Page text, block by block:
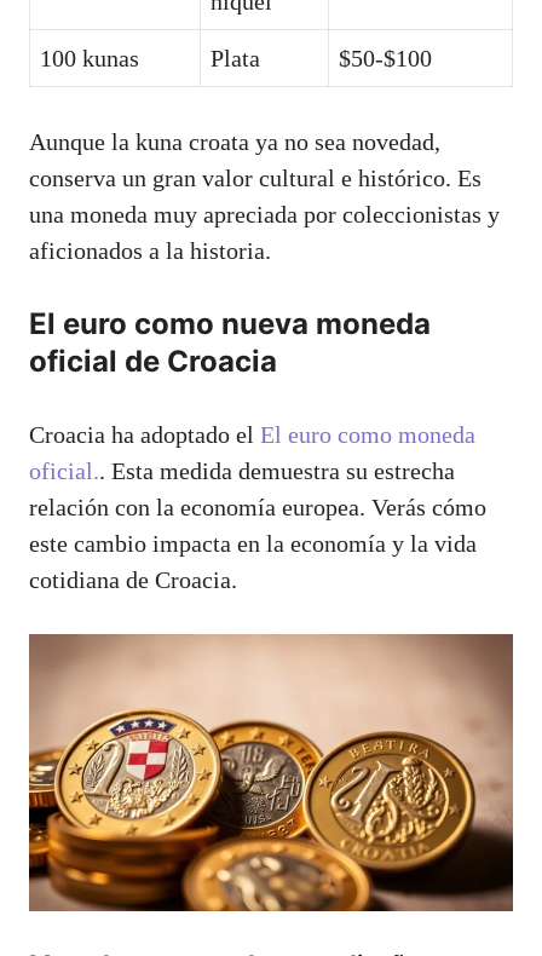
100 kunas Plata $50-$100
Aunque la kuna croata ya no sea novedad,
conserva un gran valor cultural e histórico. Es
una moneda muy apreciada por coleccionistas y
aficionados a la historia.
El euro como nueva moneda
oficial de Croacia
Croacia ha adoptado el El euro como moneda
oficial.. Esta medida demuestra su estrecha
relación con la economía europea. Verás cómo
este cambio impacta en la economía y la vida
cotidiana de Croacia.